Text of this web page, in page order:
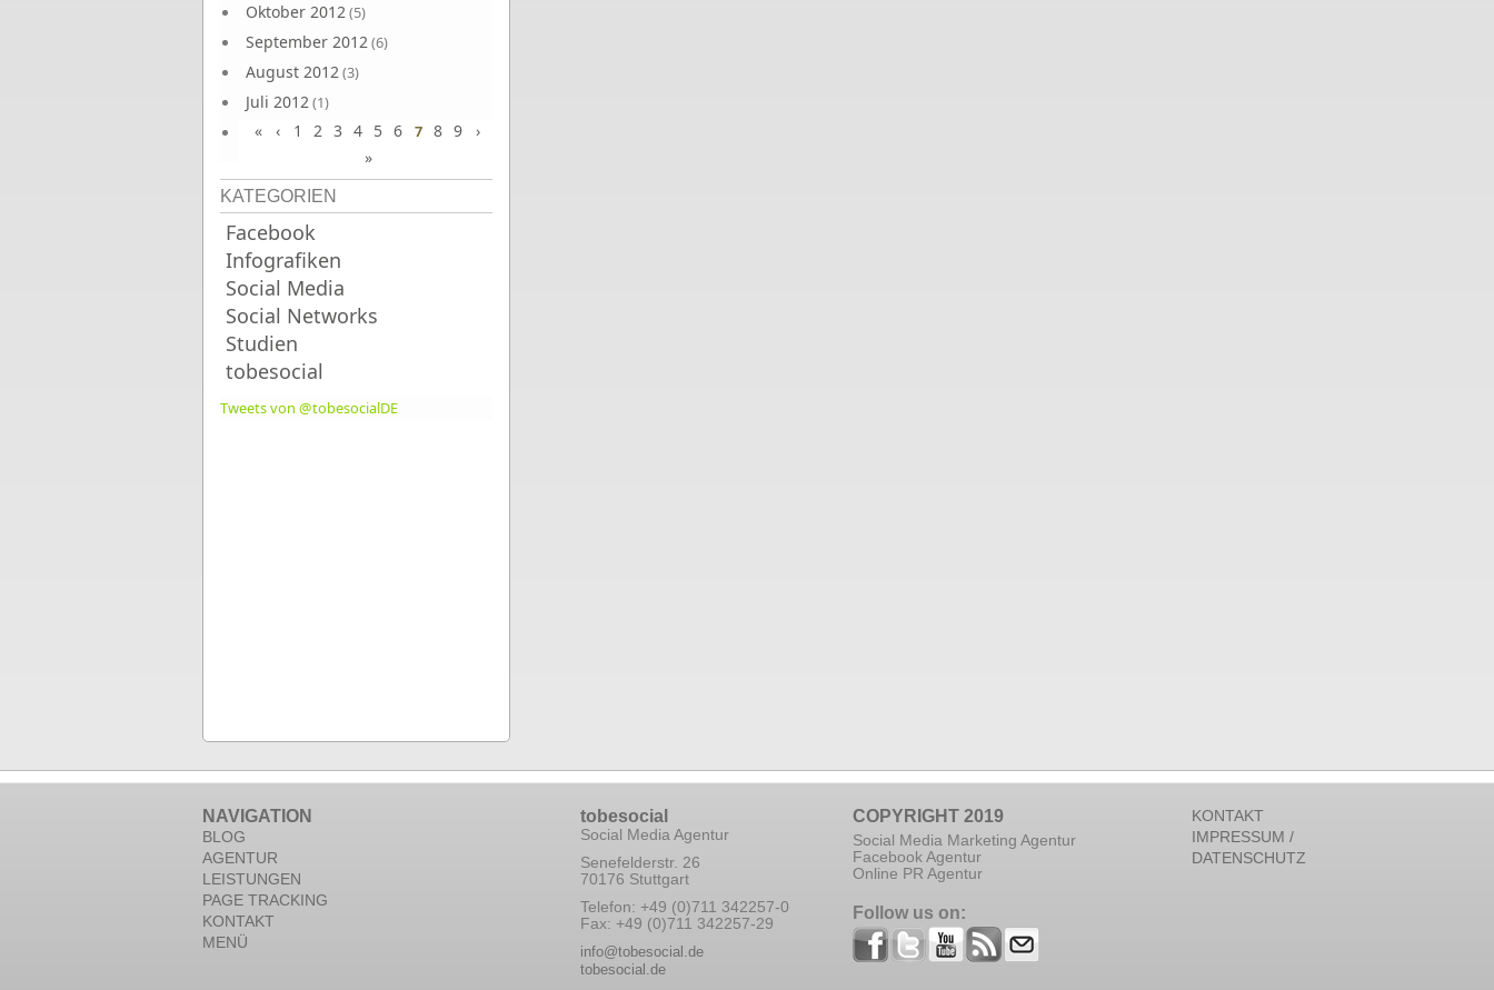
Oktober 2012(5)
September 2012(6)
August 2012(3)
Juli 2012(1)
Juni 2012(4)
« ‹ 1 2 3 4 5 6 7 8 9
›
»
KATEGORIEN
Facebook
Infografiken
Social Media
Social Networks
Studien
tobesocial
Tweets von @tobesocialDE
NAVIGATION
BLOG
AGENTUR
LEISTUNGEN
PAGE TRACKING
KONTAKT
MENÜ
tobesocial
Social Media Agentur
Senefelderstr. 26
70176 Stuttgart
Telefon: +49 (0)711 342257-0
Fax: +49 (0)711 342257-29
info@tobesocial.de
tobesocial.de
COPYRIGHT 2019
Social Media Marketing Agentur
Facebook Agentur
Online PR Agentur
Follow us on:
KONTAKT
IMPRESSUM /
DATENSCHUTZ